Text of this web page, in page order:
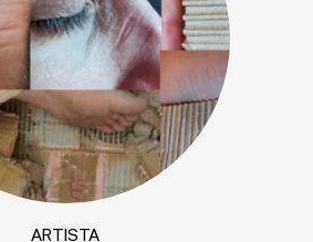
ARTISTA